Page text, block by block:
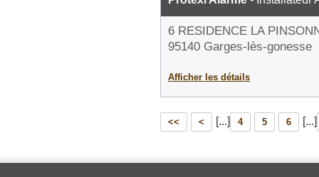
6 RESIDENCE LA
95140 Garges-lès-gonesse
Afficher les détails
<< < [...] 4 5 6 [...]